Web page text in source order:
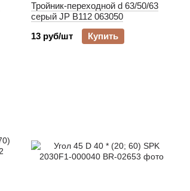
Тройник-переходной d 63/50/63
серый JP B112 063050
13 руб/шт
Купить